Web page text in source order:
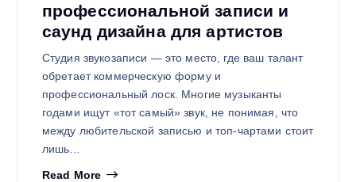
профессиональной записи и
саунд дизайна для артистов
Студия звукозаписи — это место, где ваш талант
обретает коммерческую форму и
профессиональный лоск. Многие музыканты
годами ищут «тот самый» звук, не понимая, что
между любительской записью и топ-чартами стоит
лишь…
Read More